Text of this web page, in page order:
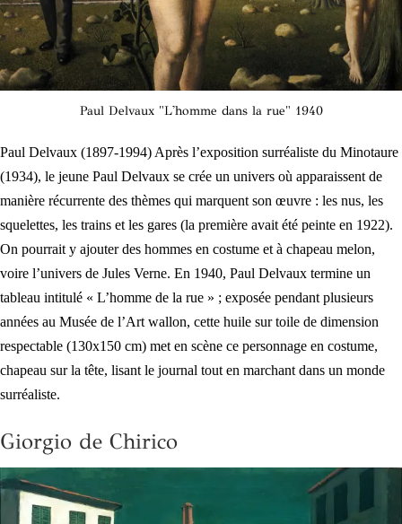
Paul Delvaux "L'homme dans la rue" 1940
Paul Delvaux (1897-1994) Après l’exposition surréaliste du Minotaure
(1934), le jeune Paul Delvaux se crée un univers où apparaissent de
manière récurrente des thèmes qui marquent son œuvre : les nus, les
squelettes, les trains et les gares (la première avait été peinte en 1922).
On pourrait y ajouter des hommes en costume et à chapeau melon,
voire l’univers de Jules Verne. En 1940, Paul Delvaux termine un
tableau intitulé « L’homme de la rue » ; exposée pendant plusieurs
années au Musée de l’Art wallon, cette huile sur toile de dimension
respectable (130x150 cm) met en scène ce personnage en costume,
chapeau sur la tête, lisant le journal tout en marchant dans un monde
surréaliste.
Giorgio de Chirico